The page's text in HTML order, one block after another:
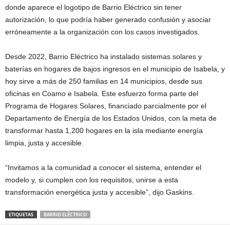
donde aparece el logotipo de Barrio Eléctrico sin tener
autorización, lo que podría haber generado confusión y asociar
erróneamente a la organización con los casos investigados.
Desde 2022, Barrio Eléctrico ha instalado sistemas solares y
baterías en hogares de bajos ingresos en el municipio de Isabela, y
hoy sirve a más de 250 familias en 14 municipios, desde sus
oficinas en Coamo e Isabela. Este esfuerzo forma parte del
Programa de Hogares Solares, financiado parcialmente por el
Departamento de Energía de los Estados Unidos, con la meta de
transformar hasta 1,200 hogares en la isla mediante energía
limpia, justa y accesible.
“Invitamos a la comunidad a conocer el sistema, entender el
modelo y, si cumplen con los requisitos, unirse a esta
transformación energética justa y accesible”, dijo Gaskins.
ETIQUETAS BARRIO ELÉCTRICO